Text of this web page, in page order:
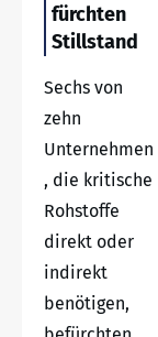
fürchten
Stillstand
Sechs von
zehn
Unternehmen
, die kritische
Rohstoffe
direkt oder
indirekt
benötigen,